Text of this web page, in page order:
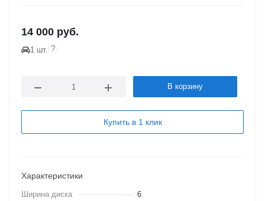
14 000 руб.
1 шт. ?
В корзину
Купить в 1 клик
Характеристики
Ширина диска
6